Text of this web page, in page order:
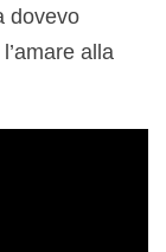
dovevo
alla